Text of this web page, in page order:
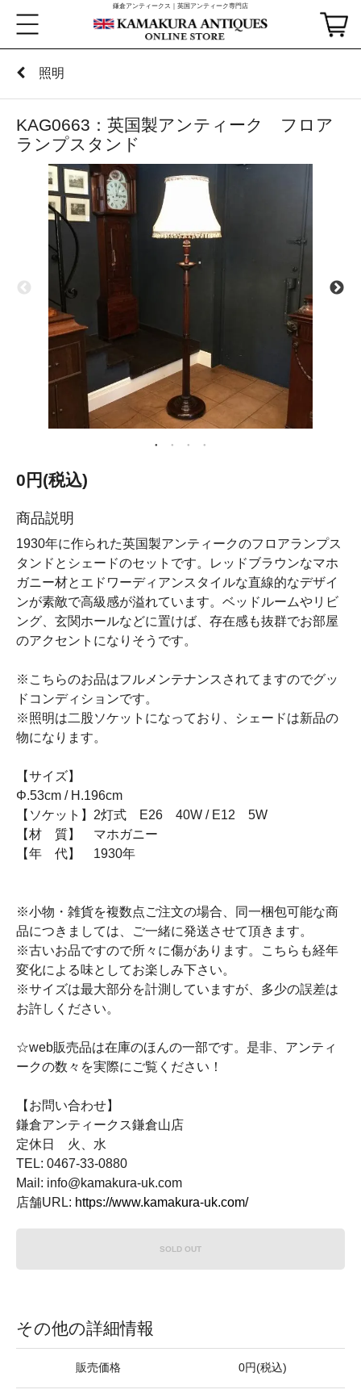
鎌倉アンティークス｜英国アンティーク専門店
照明
KAG0663：英国製アンティーク フロア
ランプスタンド
0円(税込)
商品説明
1930年に作られた英国製アンティークのフロアランプス
タンドとシェードのセットです。レッドブラウンなマホ
ガニー材とエドワーディアンスタイルな直線的なデザイ
ンが素敵で高級感が溢れています。ベッドルームやリビ
ング、玄関ホールなどに置けば、存在感も抜群でお部屋
のアクセントになりそうです。
※こちらのお品はフルメンテナンスされてますのでグッ
ドコンディションです。
※照明は二股ソケットになっており、シェードは新品の
物になります。
【サイズ】
Φ.53cm / H.196cm
【ソケット】2灯式 E26 40W / E12 5W
【材 質】 マホガニー
【年 代】 1930年
※小物・雑貨を複数点ご注文の場合、同一梱包可能な商
品につきましては、ご一緒に発送させて頂きます。
※古いお品ですので所々に傷があります。こちらも経年
変化による味としてお楽しみ下さい。
※サイズは最大部分を計測していますが、多少の誤差は
お許しください。
☆web販売品は在庫のほんの一部です。是非、アンティ
ークの数々を実際にご覧ください！
【お問い合わせ】
鎌倉アンティークス鎌倉山店
定休日 火、水
TEL: 0467-33-0880
Mail: info@kamakura-uk.com
店舗URL: https://www.kamakura-uk.com/
SOLD OUT
その他の詳細情報
販売価格 0円(税込)